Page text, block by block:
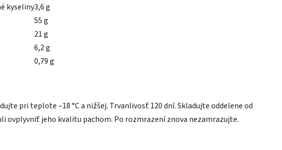
kyseliny3,6 g
55 g
21 g
6,2 g
0,79 g
pri teplote –18 °C a nižšej. Trvanlivosť 120 dní. Skladujte oddelene od
ovplyvniť jeho kvalitu pachom. Po rozmrazení znova nezamrazujte.